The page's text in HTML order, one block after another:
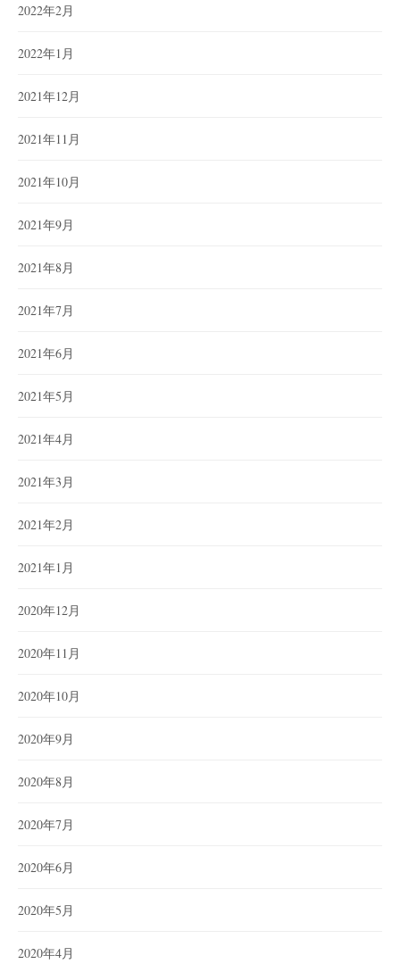
2022年2月
2022年1月
2021年12月
2021年11月
2021年10月
2021年9月
2021年8月
2021年7月
2021年6月
2021年5月
2021年4月
2021年3月
2021年2月
2021年1月
2020年12月
2020年11月
2020年10月
2020年9月
2020年8月
2020年7月
2020年6月
2020年5月
2020年4月